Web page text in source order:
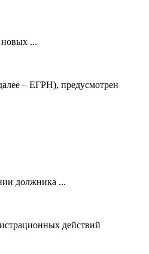
...
– ЕГРН), предусмотрен
должника ...
действий